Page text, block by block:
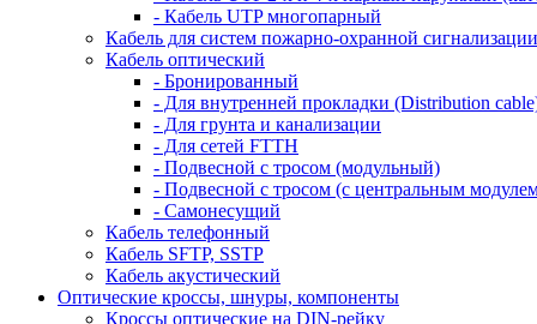
- Кабель UTP многопарный
Кабель для систем пожарно-охранной сигнализации
Кабель оптический
- Бронированный
- Для внутренней прокладки (Distribution
- Для грунта и канализации
- Для сетей FTTH
- Подвесной с тросом (модульный)
- Подвесной с тросом (с центральным
- Самонесущий
Кабель телефонный
Кабель SFTP, SSTP
Кабель акустический
Оптические кроссы, шнуры, компоненты
Кроссы оптические на DIN-рейку